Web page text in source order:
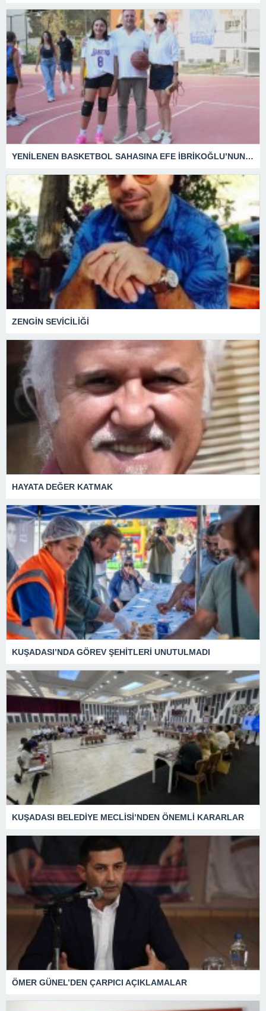
YENİLENEN BASKETBOL SAHASINA EFE İBRİKOĞLU’NUN ADI VERİLDİ
ZENGİN SEVİCİLİĞİ
HAYATA DEĞER KATMAK
KUŞADASI’NDA GÖREV ŞEHİTLERİ UNUTULMADI
KUŞADASI BELEDİYE MECLİSİ’NDEN ÖNEMLİ KARARLAR
ÖMER GÜNEL’DEN ÇARPICI AÇIKLAMALAR